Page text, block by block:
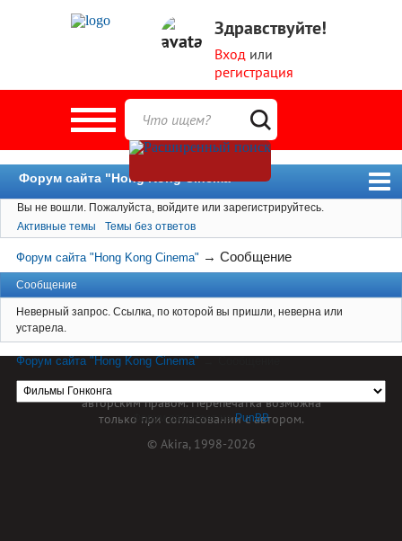
Здравствуйте!
Вход или
регистрация
Форум сайта "Hong Kong Cinema"
Форум
Новости
Пользователи
Поиск
Вы не вошли. Пожалуйста, войдите или зарегистрируйтесь.
Активные темы
Темы без ответов
Форум сайта "Hong Kong Cinema" →Сообщение
Сообщение
Неверный запрос. Ссылка, по которой вы пришли, неверна или
устарела.
Форум сайта "Hong Kong Cinema"
Форум работает наPunBB
Материал сайта hkcinema.ru защищен
авторским правом. Перепечатка возможна
только при согласовании с автором.
© Akira, 1998-2026